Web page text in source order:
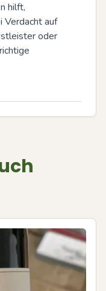
hilft,
Verdacht auf
oder